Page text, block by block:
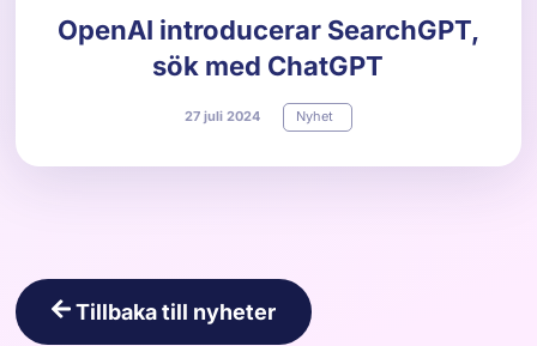
OpenAI introducerar SearchGPT,
sök med ChatGPT
27 juli 2024 Nyhet
Tillbaka till nyheter